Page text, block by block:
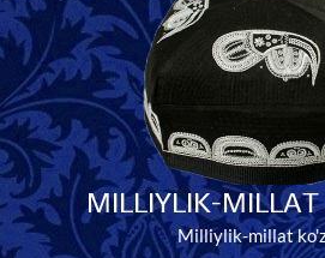
MILLIYLIK-MILLAT
Milliylik-millat